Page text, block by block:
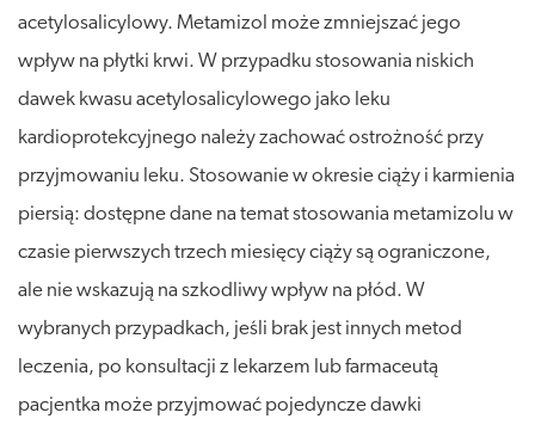
acetylosalicylowy. Metamizol może zmniejszać jego
wpływ na płytki krwi. W przypadku stosowania niskich
dawek kwasu acetylosalicylowego jako leku
kardioprotekcyjnego należy zachować ostrożność przy
przyjmowaniu leku. Stosowanie w okresie ciąży i karmienia
piersią: dostępne dane na temat stosowania metamizolu w
czasie pierwszych trzech miesięcy ciąży są ograniczone,
ale nie wskazują na szkodliwy wpływ na płód. W
wybranych przypadkach, jeśli brak jest innych metod
leczenia, po konsultacji z lekarzem lub farmaceutą
pacjentka może przyjmować pojedyncze dawki